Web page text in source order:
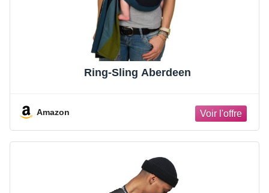
Ring-Sling Aberdeen
Amazon